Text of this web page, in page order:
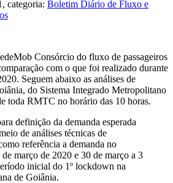
, categoria: Boletim Diário de Fluxo e
Consórcio do fluxo de passageiros
com o que foi realizado durante
Seguem abaixo as análises de
do Sistema Integrado Metropolitano
toda RMTC no horário das 10 horas.
definição da demanda esperada
de análises técnicas de
referência a demanda no
março de 2020 e 30 de março a 3
inicial do 1º lockdown na
de Goiânia.